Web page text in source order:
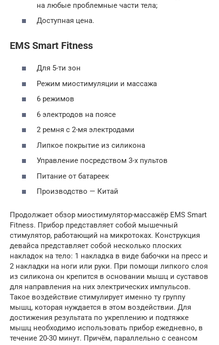
на любые проблемные части тела;
Доступная цена.
EMS Smart Fitness
Для 5-ти зон
Режим миостимуляции и массажа
6 режимов
6 электродов на поясе
2 ремня с 2-мя электродами
Липкое покрытие из силикона
Управление посредством 3-х пультов
Питание от батареек
Производство — Китай
Продолжает обзор миостимулятор-массажёр EMS Smart
Fitness. Прибор представляет собой мышечный
стимулятор, работающий на микротоках. Конструкция
девайса представляет собой несколько плоских
накладок на тело: 1 накладка в виде бабочки на пресс и
2 накладки на ноги или руки. При помощи липкого слоя
из силикона он крепится в основании мышц и суставов
для направления на них электрических импульсов.
Такое воздействие стимулирует именно ту группу
мышц, которая нуждается в этом воздействии. Для
достижения результата по укреплению и подтяжке
мышц необходимо использовать прибор ежедневно, в
течение 20-30 минут. Причём, параллельно с сеансом